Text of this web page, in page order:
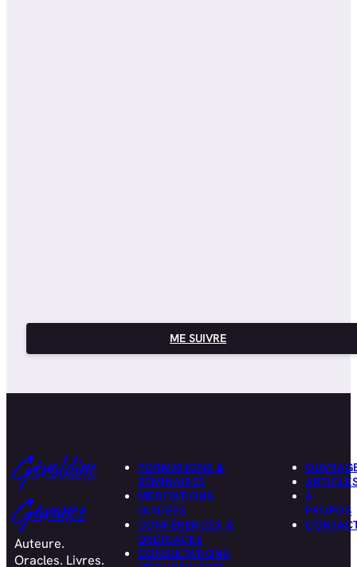
ME SUIVRE
Géraldine
Garance
Auteure.
Oracles. Livres.
FORMATIONS &
SÉMINAIRES
MÉDITATIONS
GUIDÉES
CONFÉRENCES &
DÉDICACES
CONSULTATIONS
À
PROPOS